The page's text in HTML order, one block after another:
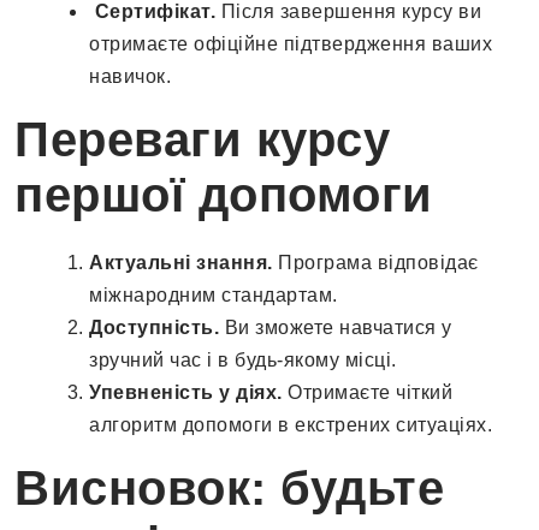
Сертифікат. Після завершення курсу ви
отримаєте офіційне підтвердження ваших
навичок.
Переваги курсу
першої допомоги
Актуальні знання. Програма відповідає
міжнародним стандартам.
Доступність. Ви зможете навчатися у
зручний час і в будь-якому місці.
Упевненість у діях. Отримаєте чіткий
алгоритм допомоги в екстрених ситуаціях.
Висновок: будьте